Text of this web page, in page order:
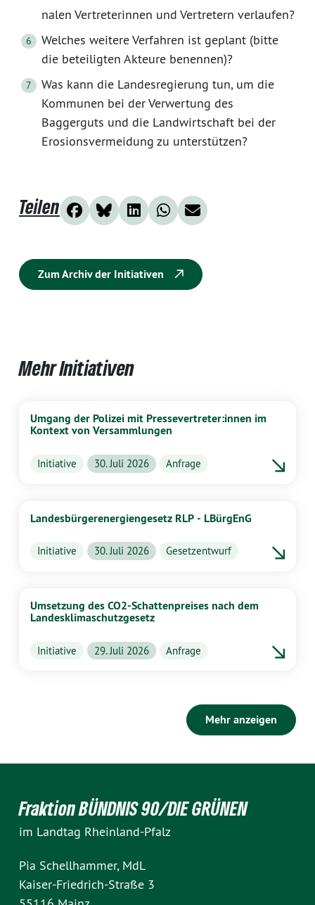
nalen Vertreterinnen und Vertretern verlaufen?
Welches weitere Verfahren ist geplant (bitte
die beteiligten Akteure benennen)?
Was kann die Landesregierung tun, um die
Kommunen bei der Verwertung des
Baggerguts und die Landwirtschaft bei der
Erosionsvermeidung zu unterstützen?
Teilen
Zum Archiv der Initiativen
Mehr Initiativen
Umgang der Polizei mit Pressevertreter:innen im
Kontext von Versammlungen
Initiative 30. Juli 2026 Anfrage
Landesbürgerenergiengesetz RLP - LBürgEnG
Initiative 30. Juli 2026 Gesetzentwurf
Umsetzung des CO2-Schattenpreises nach dem
Landesklimaschutzgesetz
Initiative 29. Juli 2026 Anfrage
Mehr anzeigen
Fraktion BÜNDNIS 90/DIE GRÜNEN
im Landtag Rheinland-Pfalz
Pia Schellhammer, MdL
Kaiser-Friedrich-Straße 3